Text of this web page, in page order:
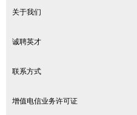
关于我们
诚聘英才
联系方式
增值电信业务许可证